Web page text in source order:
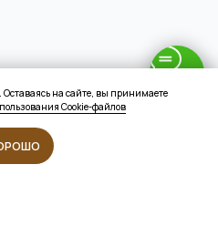
на сайте, вы принимаете
Cookie-файлов